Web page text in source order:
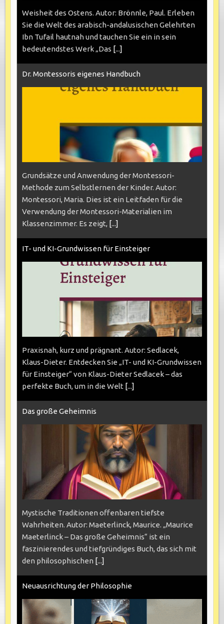
Weisheit des Ostens. Autor: Brönnle, Paul. Erleben
Sie die Welt des arabisch-andalusischen Gelehrten
Ibn Tufail hautnah und tauchen Sie ein in sein
bedeutendstes Werk „Das [...]
Dr. Montessoris eigenes Handbuch
Grundsätze und Anwendung der Montessori-
Methode zum Selbstlernen der Kinder. Autor:
Montessori, Maria. Dies ist ein Leitfaden für die
Verwendung der Montessori-Materialien im
Klassenzimmer. Es zeigt, [...]
IT- und KI-Grundwissen für Einsteiger
Praxisnah, kurz und prägnant. Autor: Sedlacek,
Klaus-Dieter. Entdecken Sie „IT- und KI-Grundwissen
für Einsteiger“ von Klaus-Dieter Sedlacek – das
perfekte Buch, um in die Welt [...]
Das große Geheimnis
Mystische Traditionen offenbaren tiefste
Wahrheiten. Autor: Maeterlinck, Maurice. „Maurice
Maeterlinck – Das große Geheimnis“ ist ein
faszinierendes und tiefgründiges Buch, das sich mit
den philosophischen [...]
Neuausrichtung der Philosophie